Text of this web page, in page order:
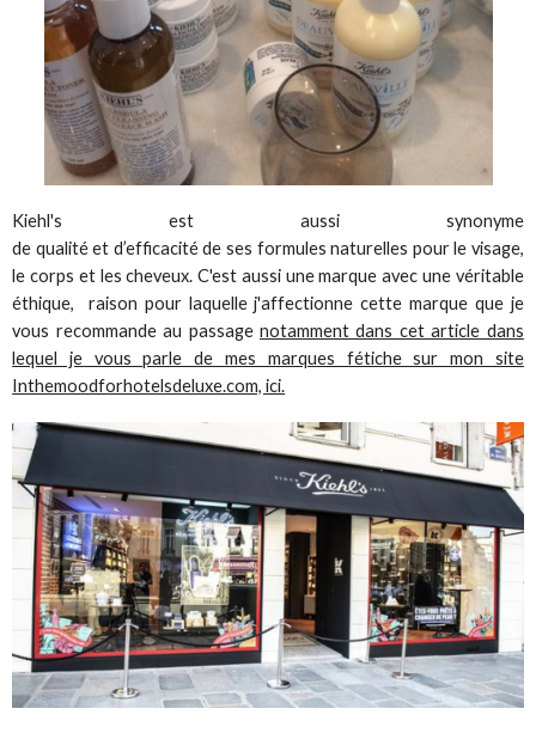
Kiehl's est aussi synonyme
de qualité et d’efficacité de ses formules naturelles pour le visage,
le corps et les cheveux. C'est aussi une marque avec une véritable
éthique, raison pour laquelle j'affectionne cette marque que je
vous recommande au passage notamment dans cet article dans
lequel je vous parle de mes marques fétiche sur mon site
Inthemoodforhotelsdeluxe.com, ici.